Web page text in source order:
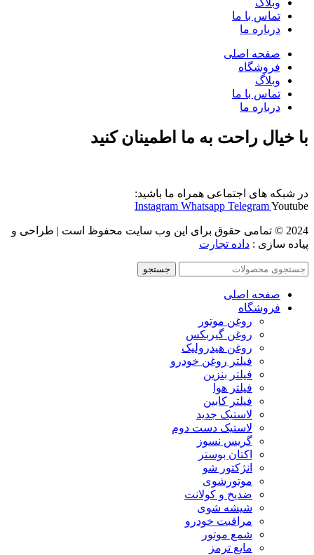
تماس با ما
درباره ما
صفحه اصلی
فروشگاه
وبلاگ
تماس با ما
درباره ما
با خیال راحت به ما اطمینان کنید
در شبکه های اجتماعی همراه ما باشید:
Instagram Whatsapp TelegramYoutube
2024 © تمامی حقوق برای این وب سایت محفوظ است | طراحی و
پیاده سازی : داده تجارت
جستجو
صفحه اصلی
فروشگاه
روغن موتور
روغن گیربکس
روغن هیدرولیک
فیلتر روغن خودرو
فیلتر بنزین
فیلتر هوا
فیلتر کابین
لاستیک جدید
لاستیک دست دوم
گریس نسوز
اکتان بوستر
انژکتور شو
موتورشوی
ضدیخ و کولانت
شیشه شوی
مراقبت خودرو
شمع موتور
مایع ترمز